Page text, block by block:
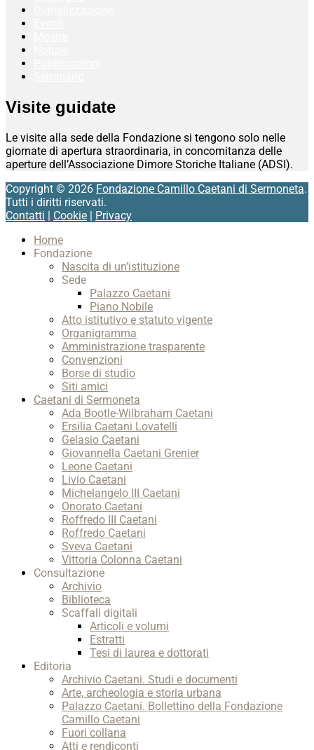
Visite guidate
Le visite alla sede della Fondazione si tengono solo nelle
giornate di apertura straordinaria, in concomitanza delle
aperture dell’Associazione Dimore Storiche Italiane (ADSI).
Copyright © 2026 Fondazione Camillo Caetani di Sermoneta.
Tutti i diritti riservati.
Contatti | Cookie | Privacy
Home
Fondazione
Nascita di un’istituzione
Sede
Palazzo Caetani
Piano Nobile
Atto istitutivo e statuto vigente
Organigramma
Amministrazione trasparente
Convenzioni
Borse di studio
Siti amici
Caetani di Sermoneta
Ada Bootle-Wilbraham Caetani
Ersilia Caetani Lovatelli
Gelasio Caetani
Giovannella Caetani Grenier
Leone Caetani
Livio Caetani
Michelangelo III Caetani
Onorato Caetani
Roffredo III Caetani
Roffredo Caetani
Sveva Caetani
Vittoria Colonna Caetani
Consultazione
Archivio
Biblioteca
Scaffali digitali
Articoli e volumi
Estratti
Tesi di laurea e dottorati
Editoria
Archivio Caetani. Studi e documenti
Arte, archeologia e storia urbana
Palazzo Caetani. Bollettino della Fondazione
Camillo Caetani
Fuori collana
Atti e rendiconti